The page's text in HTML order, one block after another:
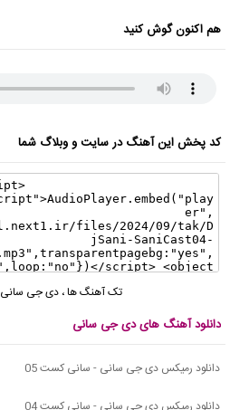
هم اکنون گوش کنید
کد پخش این آهنگ در سایت و وبلاگ شما
تک آهنگ ها،دی جی سانی
دانلود آهنگ های دی جی سانی
دانلود رمیکس دی جی سانی - سانی کست 05
دانلود رمیکس دی جی سانی - سانی کست 04